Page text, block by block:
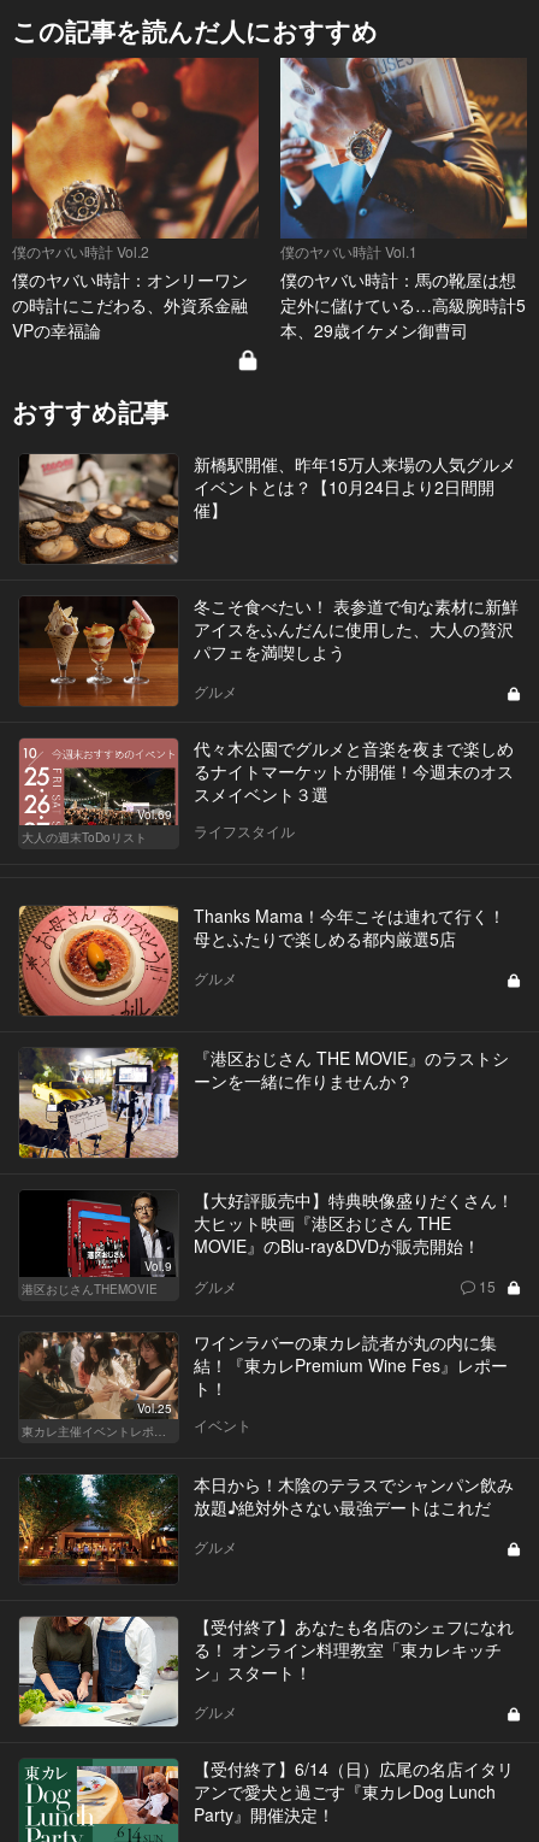
この記事を読んだ人におすすめ
僕のヤバい時計 Vol.2
僕のヤバい時計：オンリーワン
の時計にこだわる、外資系金融
VPの幸福論
僕のヤバい時計 Vol.1
僕のヤバい時計：馬の靴屋は想
定外に儲けている…高級腕時計5
本、29歳イケメン御曹司
おすすめ記事
新橋駅開催、昨年15万人来場の人気グルメ
イベントとは？【10月24日より2日間開
催】
冬こそ食べたい！ 表参道で旬な素材に新鮮
アイスをふんだんに使用した、大人の贅沢
パフェを満喫しよう
グルメ
Vol.69
大人の週末ToDoリスト
代々木公園でグルメと音楽を夜まで楽しめ
るナイトマーケットが開催！今週末のオス
スメイベント３選
ライフスタイル
Thanks Mama！今年こそは連れて行く！
母とふたりで楽しめる都内厳選5店
グルメ
『港区おじさん THE MOVIE』のラストシ
ーンを一緒に作りませんか？
Vol.9
港区おじさんTHEMOVIE
【大好評販売中】特典映像盛りだくさん！
大ヒット映画『港区おじさん THE
MOVIE』のBlu-ray&DVDが販売開始！
グルメ 15
Vol.25
東カレ主催イベントレポート
ワインラバーの東カレ読者が丸の内に集
結！『東カレPremium Wine Fes』レポー
ト！
イベント
本日から！木陰のテラスでシャンパン飲み
放題♪絶対外さない最強デートはこれだ
グルメ
【受付終了】あなたも名店のシェフになれ
る！ オンライン料理教室「東カレキッチ
ン」スタート！
グルメ
【受付終了】6/14（日）広尾の名店イタリ
アンで愛犬と過ごす『東カレDog Lunch
Party』開催決定！